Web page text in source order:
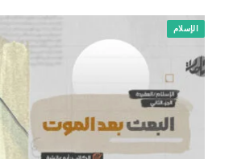
الإسلام